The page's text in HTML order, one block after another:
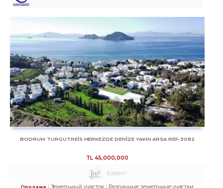
BODRUM TURGUTREİS MERKEZDE DENİZE YAKIN ARSA REF-3082
TL 45,000,000
3,000m²
Продажа